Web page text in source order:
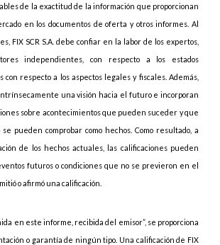
de la exactitud de la información que proporcionan
en los documentos de oferta y otros informes. Al
FIX SCR S.A. debe confiar en la labor de los expertos,
independientes, con respecto a los estados
con respecto a los aspectos legales y fiscales. Además,
una visión hacia el futuro e incorporan
sobre acontecimientos que pueden suceder y que
pueden comprobar como hechos. Como resultado, a
de los hechos actuales, las calificaciones pueden
futuros o condiciones que no se previeron en el
o afirmó una calificación.
en este informe, recibida del emisor”, se proporciona
o garantía de ningún tipo. Una calificación de FIX